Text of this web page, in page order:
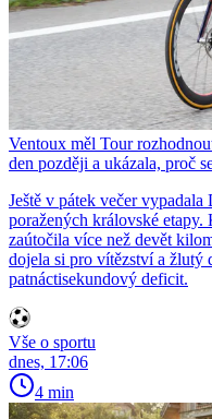
Ventoux měl Tour
den později a ukázala, proč
Ještě v pátek večer
poražených královské
zaútočila více než devět
dojela si pro vítězství a žlutý
patnáctisekundový deficit.
Vše o sportu
dnes, 17:06
4 min